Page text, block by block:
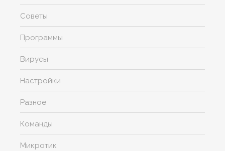
Советы
Программы
Вирусы
Настройки
Разное
Команды
Микротик